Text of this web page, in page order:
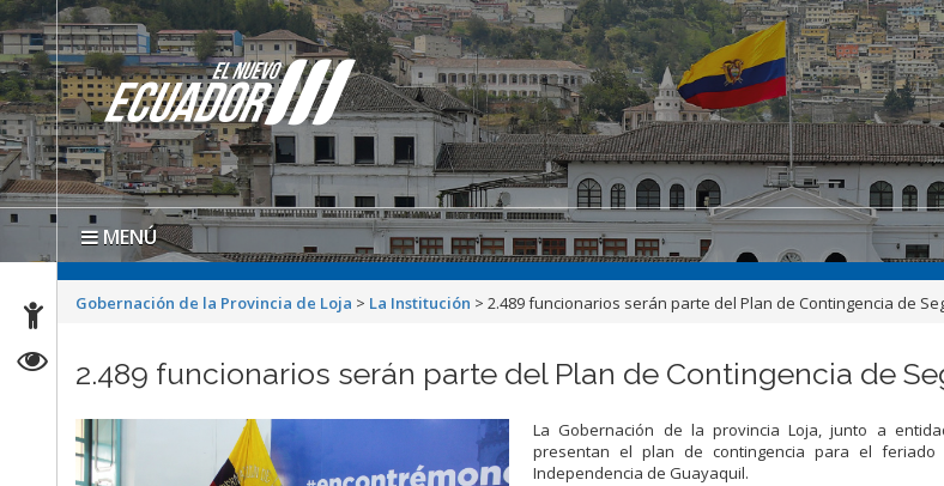
MENÚ
Gobernación de la Provincia de Loja > La Institución >2.489 funcionarios serán parte del Plan de Contingencia de
2.489 funcionarios serán parte del Plan de Contingencia de
La Gobernación de la provincia Loja, junto a
presentan el plan de contingencia para el
Independencia de Guayaquil.